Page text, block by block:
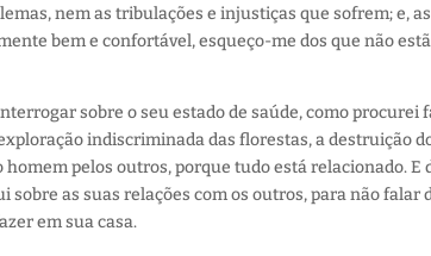
nem as tribulações e injustiças que sofrem; e,
bem e confortável, esqueço-me dos que não
sobre o seu estado de saúde, como procurei
indiscriminada das florestas, a destruição
pelos outros, porque tudo está relacionado. E
as suas relações com os outros, para não falar
em sua casa.